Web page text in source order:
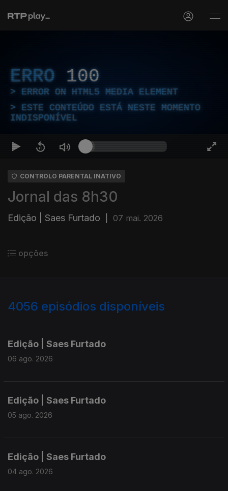
ERRO 100
ERROR ON HTML5 MEDIA ELEMENT
ESTE CONTEÚDO ESTÁ NESTE MOMENTO
INDISPONÍVEL
CONTROLO PARENTAL INATIVO
Jornal das 8h30
Edição | Saes Furtado 07 mai. 2026
opções
4056 episódios disponíveis
Edição | Saes Furtado
06 ago. 2026
Edição | Saes Furtado
05 ago. 2026
Edição | Saes Furtado
04 ago. 2026